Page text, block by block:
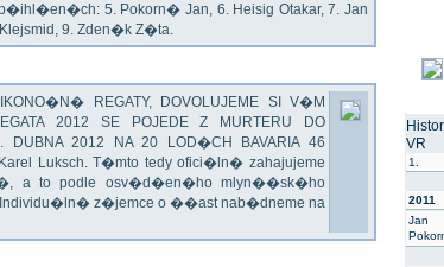
5. Pokorn� Jan, 6. Heisig Otakar, 7. Jan
9. Zden�k Z�ta.
REGATY, DOVOLUJEME SI V�M
2012 SE POJEDE Z MURTERU DO
DUBNA 2012 NA 20 LOD�CH BAVARIA 46
Luksch. T�mto tedy ofici�ln� zahajujeme
a to podle osv�d�en�ho mlyn��sk�ho
z�jemce o ��ast nab�dneme na
VR
1.
2011
Jan